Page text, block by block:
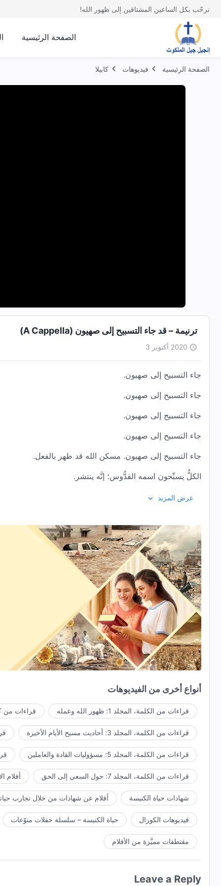
نرحّب بكل الساعين المشتاقين إلى ظهور الله!
الصفحة الرئيسية
الصفحة الرئيسية فيديوهات كابيلا
ترنيمة – قد جاء التسبيح إلى صهيون (A Cappella)
2020 أكتوبر 3
جاء التسبيح إلى صهيون.
جاء التسبيح إلى صهيون.
جاء التسبيح إلى صهيون.
جاء التسبيح إلى صهيون.
جاء التسبيح إلى صهيون. مسكن الله قد ظهر بالفعل.
الكلُّ يسبِّحون اسمه القدُّوس؛ إنَّه ينتشر.
الله القدير!
الشَّمس المضيئة المشرقة
قد قام مِن جبل صهيون أكثر جبال الكون جلالًا.
الله القدير! نحن جميعًا نهتف لك، ونغنِّي ونرقص.
أنت حقًّا مخلِّصنا وملك الكون!
لقد صنعتَ جماعةً مِن الغالبين وأكملت خطَّة تدبير الله.
على الجميع أنْ يعودوا إلى هذا الجبل،
ويركعوا ويصلُّوا أمام عرشك!
مصدر الحياة ينبع مِن العرش،
تسقي وتطعم شعبك،
حياتنا تتغيَّر كلَّ يومٍ. نورٌ جديدٌ ينيرنا ويتبعنا،
ويكشف دائمًا أمورًا جديدةً عن الله.
تأكَّد مِن الإله الحقيقيِّ مِن خلال الاختبار.
يظهر كلام الله باستمرار،
يظهر داخل النَّاس الصَّحيحة.
نحن حقًّا مباركون!
نلاقي الله وجهًا لوجهٍ كلَّ يوم،
عرض المزيد
أنواع أخرى من الفيديوهات
قراءات من الكلمة، المجلد 1: ظهور الله وعمله قراءات من
قراءات من الكلمة، المجلد 3: أحاديث مسيح الأيام الأخيرة
قراءات من الكلمة، المجلد 5: مسؤوليات القادة والعاملين
قراءات من الكلمة، المجلد 7: حول السعي إلى الحق أفلام
شهادات حياة الكنيسة أفلام عن شهادات من خلال تجارب
فيديوهات الكورال حياة الكنيسة – سلسلة حفلات منوّعات
مقتطفات مميَّزة من الأفلام
Leave a Reply